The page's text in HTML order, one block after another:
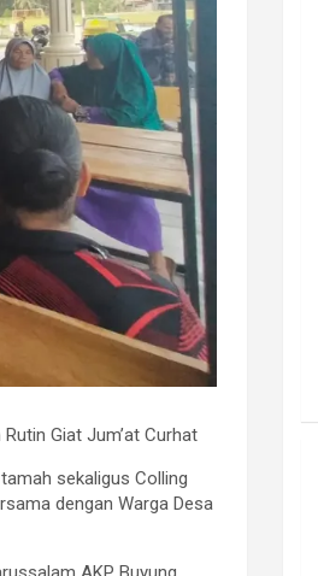
Giat Jum’at Curhat
sekaligus Colling
dengan Warga Desa